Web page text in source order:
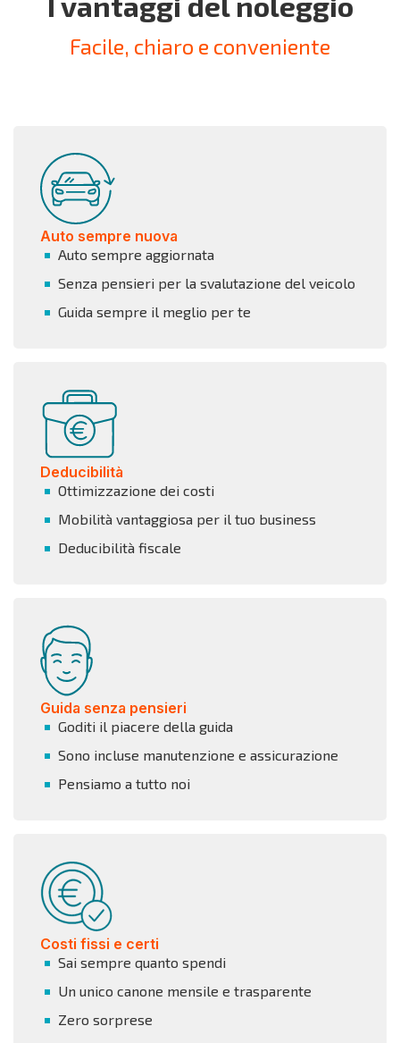
Facile, chiaro e conveniente
Auto sempre nuova
Auto sempre aggiornata
Senza pensieri per la svalutazione del veicolo
Guida sempre il meglio per te
Deducibilità
Ottimizzazione dei costi
Mobilità vantaggiosa per il tuo business
Deducibilità fiscale
Guida senza pensieri
Goditi il piacere della guida
Sono incluse manutenzione e assicurazione
Pensiamo a tutto noi
Costi fissi e certi
Sai sempre quanto spendi
Un unico canone mensile e trasparente
Zero sorprese